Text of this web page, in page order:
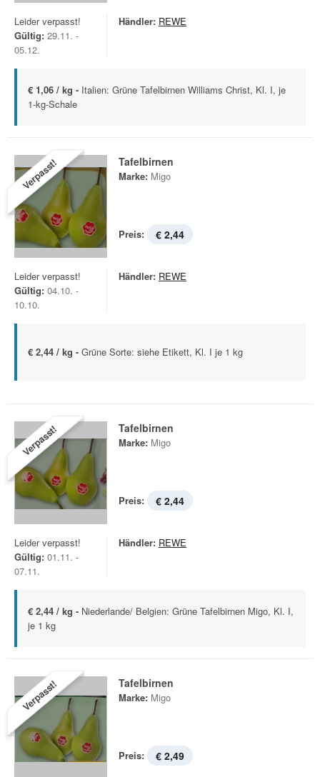
Leider verpasst!
Gültig: 29.11. -
05.12.
Händler: REWE
€ 1,06 / kg - Italien: Grüne Tafelbirnen Williams Christ, Kl. I, je
1-kg-Schale
Verpasst! Tafelbirnen
Marke: Migo
Preis: € 2,44
Leider verpasst!
Gültig: 04.10. -
10.10.
Händler: REWE
€ 2,44 / kg - Grüne Sorte: siehe Etikett, Kl. I je 1 kg
Verpasst! Tafelbirnen
Marke: Migo
Preis: € 2,44
Leider verpasst!
Gültig: 01.11. -
07.11.
Händler: REWE
€ 2,44 / kg - Niederlande/ Belgien: Grüne Tafelbirnen Migo, Kl. I,
je 1 kg
Verpasst! Tafelbirnen
Marke: Migo
Preis: € 2,49